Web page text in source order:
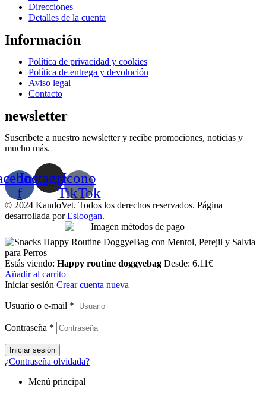
Direcciones
Detalles de la cuenta
Información
Menú
Política de privacidad y cookies
Política de entrega y devolución
Aviso legal
Contacto
newsletter
Suscríbete a nuestro newsletter y recibe promociones, noticias y
mucho más.
f
InstagramIcono
TikTok
© 2024 KandoVet. Todos los derechos reservados. Página
desarrollada porEsloogan.
Estás viendo: Happy routine doggyebag Desde: 6.11€
Añadir al carrito
Iniciar sesión Crear cuenta nueva
Usuario o e-mail *
Contraseña *
Iniciar sesión
¿Contraseña olvidada?
Menú principal